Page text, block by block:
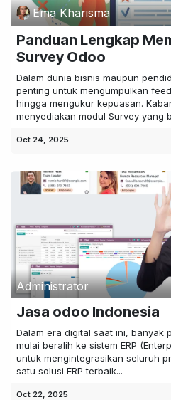
Ema Kharisma
Panduan Lengkap
Survey Odoo
Dalam dunia bisnis maupun
penting untuk mengumpulkan
hingga mengukur kepuasan.
menyediakan modul Survey yang
Oct 24, 2025
Administrator
Jasa odoo Indonesia
Dalam era digital saat ini, banyak
mulai beralih ke sistem ERP
untuk mengintegrasikan seluruh
satu solusi ERP terbaik...
Oct 22, 2025